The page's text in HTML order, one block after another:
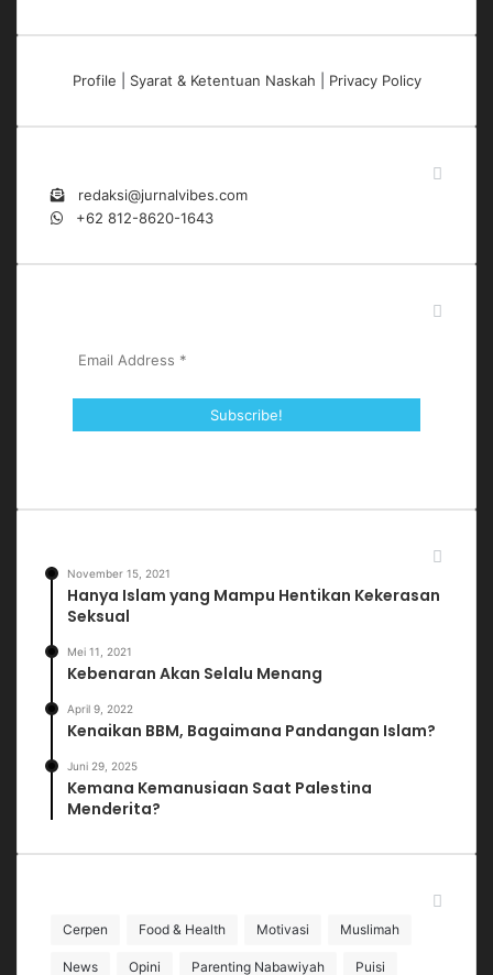
Profile Syarat & Ketentuan Naskah Privacy Policy
redaksi@jurnalvibes.com
+62 812-8620-1643
November 15, 2021
Hanya Islam yang Mampu Hentikan Kekerasan
Seksual
Mei 11, 2021
Kebenaran Akan Selalu Menang
April 9, 2022
Kenaikan BBM, Bagaimana Pandangan Islam?
Juni 29, 2025
Kemana Kemanusiaan Saat Palestina
Menderita?
Cerpen Food & Health Motivasi Muslimah
News Opini Parenting Nabawiyah Puisi